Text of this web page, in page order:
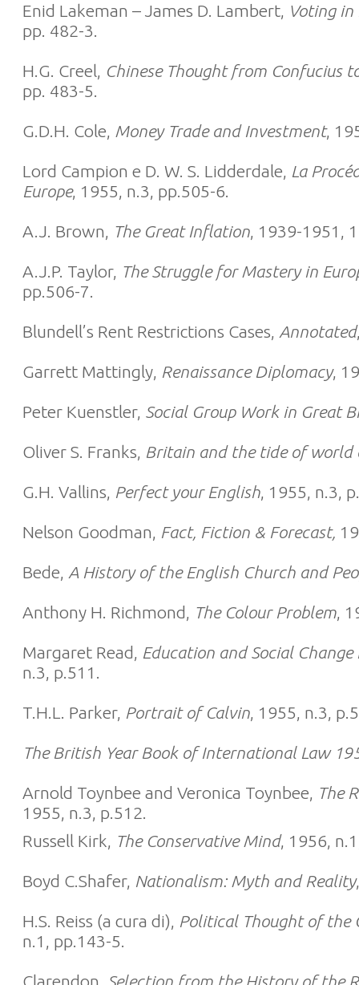
Enid Lakeman – James D. Lambert, Voting in
pp. 482-3.
H.G. Creel, Chinese Thought from Confucius
pp. 483-5.
G.D.H. Cole, Money Trade and Investment,
Lord Campion e D. W. S. Lidderdale, La
Europe, 1955, n.3, pp.505-6.
A.J. Brown, The Great Inflation, 1939-1951,
A.J.P. Taylor, The Struggle for Mastery in
pp.506-7.
Blundell’s Rent Restrictions Cases, Annotated
Garrett Mattingly, Renaissance Diplomacy,
Peter Kuenstler, Social Group Work in Great
Oliver S. Franks, Britain and the tide of world
G.H. Vallins, Perfect your English, 1955, n.3,
Nelson Goodman, Fact, Fiction & Forecast,
Bede, A History of the English Church and
Anthony H. Richmond, The Colour Problem,
Margaret Read, Education and Social
n.3, p.511.
T.H.L. Parker, Portrait of Calvin, 1955, n.3,
The British Year Book of International Law
Arnold Toynbee and Veronica Toynbee, The
1955, n.3, p.512.
Russell Kirk, The Conservative Mind, 1956,
Boyd C.Shafer, Nationalism: Myth and Reality
H.S. Reiss (a cura di), Political Thought of the
n.1, pp.143-5.
Clarendon, Selection from the History of the